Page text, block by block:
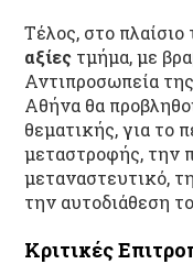
Τέλος, στο πλαίσιο
αξίες τμήμα, με
Αντιπροσωπεία
Αθήνα θα
θεματικής, για το
μεταστροφής, την
μεταναστευτικό,
την αυτοδιάθεση
Κριτικές